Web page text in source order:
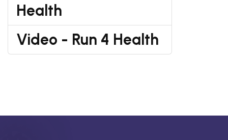
Health
Video - Run 4 Health